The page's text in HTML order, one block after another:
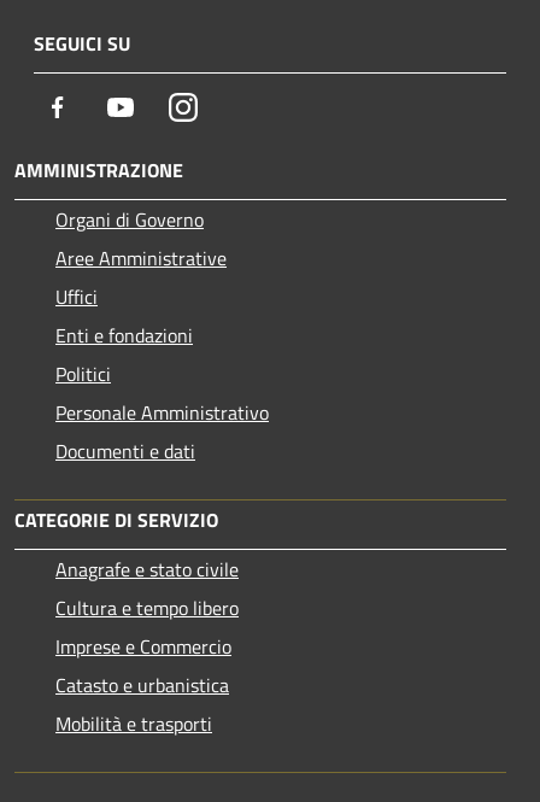
SEGUICI SU
Facebook YoutubeInstagram
AMMINISTRAZIONE
Organi di Governo
Aree Amministrative
Uffici
Enti e fondazioni
Politici
Personale Amministrativo
Documenti e dati
CATEGORIE DI SERVIZIO
Anagrafe e stato civile
Cultura e tempo libero
Imprese e Commercio
Catasto e urbanistica
Mobilità e trasporti